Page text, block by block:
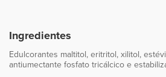
Ingredientes
Edulcorantes maltitol, eritritol, xilitol,
antiumectante fosfato tricálcico e